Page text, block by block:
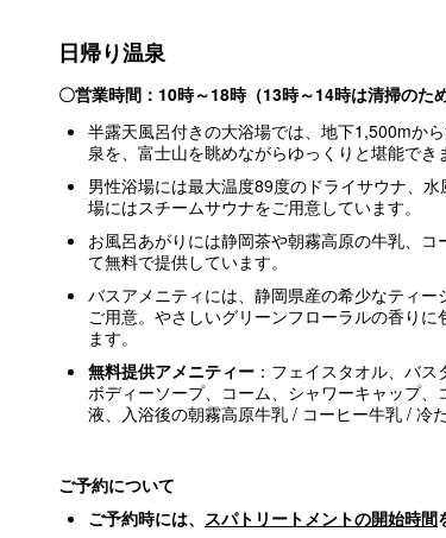
日帰り温泉
〇営業時間：10時～18時（13時～14時は清掃のた
半露天風呂付きの大浴場では、地下1,500mか
泉を、富士山を眺めながらゆっくりと堪能でき
男性浴場には最大温度89度のドライサウナ、
場にはスチームサウナをご用意しています。
お風呂あがりには静岡茶や朝霧高原の牛乳、
て無料で提供しています。
バスアメニティには、静岡県産の希少なティ
ご用意。やさしいグリーンフローラルの香り
ます。
無料提供アメニティー ：フェイスタオル、バス
ボディーソープ、コーム、シャワーキャップ
液、入浴後の朝霧高原牛乳 / コーヒー牛乳 / 冷
ご予約について
ご予約時には、 スパトリートメントの開始時間